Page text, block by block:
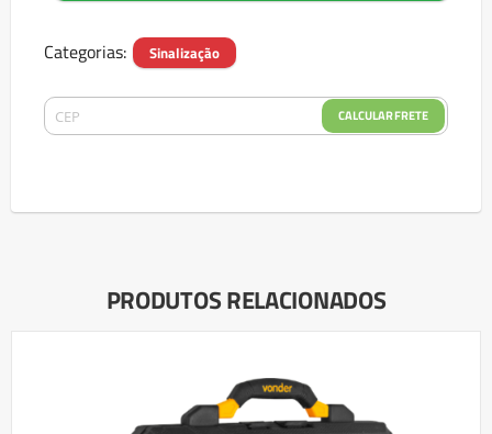
Categorias: Sinalização
CALCULAR FRETE
PRODUTOS RELACIONADOS